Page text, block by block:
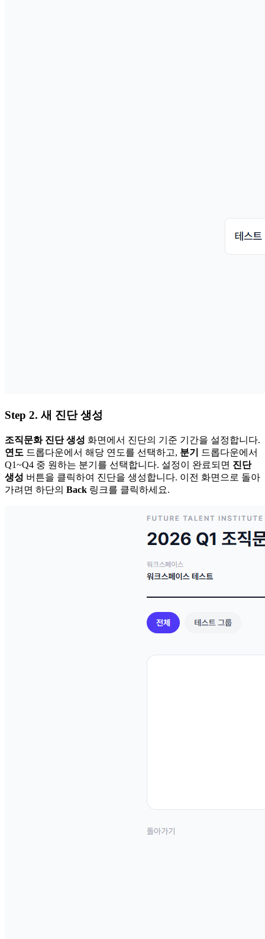
Step 2. 새 진단 생성
조직문화 진단 생성 화면에서 진단의 기준 기간을 설정합니다.
연도 드롭다운에서 해당 연도를 선택하고, 분기
드롭다운에서
Q1~Q4 중 원하는 분기를 선택합니다. 설정이 완료되면 진단
생성 버튼을 클릭하여 진단을 생성합니다. 이전 화면으로 돌아
가려면 하단의 Back 링크를 클릭하세요.